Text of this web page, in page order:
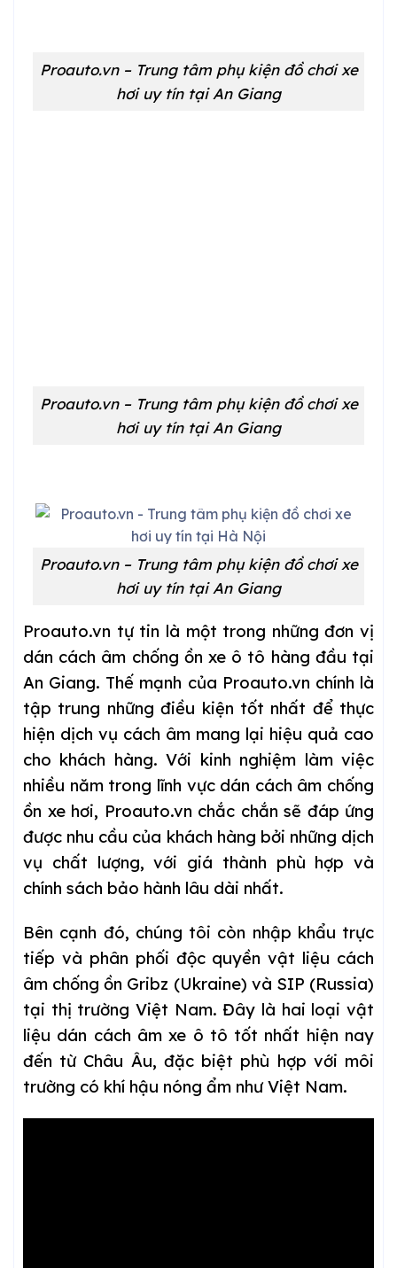
Proauto.vn – Trung tâm phụ kiện đồ chơi xe
hơi uy tín tại An Giang
Proauto.vn – Trung tâm phụ kiện đồ chơi xe
hơi uy tín tại An Giang
Proauto.vn – Trung tâm phụ kiện đồ chơi xe
hơi uy tín tại An Giang
Proauto.vn tự tin là một trong những đơn vị
dán cách âm chống ồn xe ô tô hàng đầu tại
An Giang. Thế mạnh của Proauto.vn chính là
tập trung những điều kiện tốt nhất để thực
hiện dịch vụ cách âm mang lại hiệu quả cao
cho khách hàng. Với kinh nghiệm làm việc
nhiều năm trong lĩnh vực dán cách âm chống
ồn xe hơi, Proauto.vn chắc chắn sẽ đáp ứng
được nhu cầu của khách hàng bởi những dịch
vụ chất lượng, với giá thành phù hợp và
chính sách bảo hành lâu dài nhất.
Bên cạnh đó, chúng tôi còn nhập khẩu trực
tiếp và phân phối độc quyền vật liệu cách
âm chống ồn Gribz (Ukraine) và SIP (Russia)
tại thị trường Việt Nam. Đây là hai loại vật
liệu dán cách âm xe ô tô tốt nhất hiện nay
đến từ Châu Âu, đặc biệt phù hợp với môi
trường có khí hậu nóng ẩm như Việt Nam.